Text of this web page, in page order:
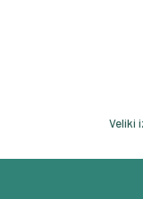
Veliki